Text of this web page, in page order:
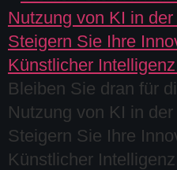
Bleiben Sie dran für
Nutzung von KI in
Steigern Sie Ihre
Künstlicher